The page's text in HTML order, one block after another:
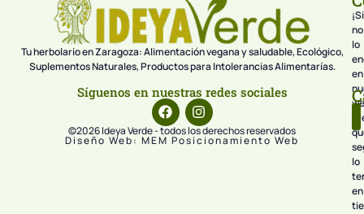
Tu herbolario en Zaragoza: Alimentación vegana y saludable, Ecológico,
Suplementos Naturales, Productos para Intolerancias Alimentarías.
Síguenos en nuestras redes sociales
©2026 Ideya Verde - todos los derechos reservados
Diseño Web: MEM Posicionamiento Web
¡Si
no
lo
en
lo
en